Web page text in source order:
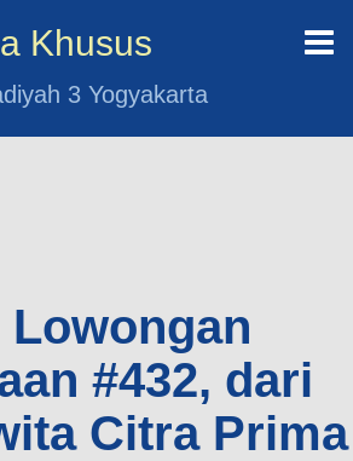
Khusus
3 Yogyakarta
Lowongan
#432, dari
Citra Prima